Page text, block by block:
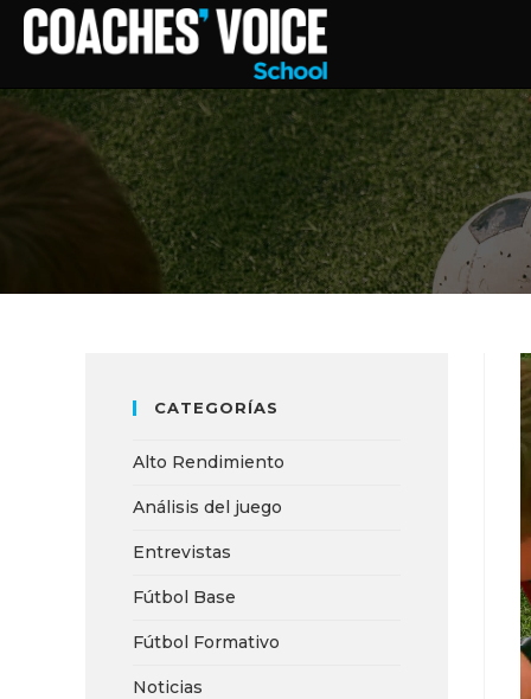
CATEGORÍAS
Alto Rendimiento
Análisis del juego
Entrevistas
Fútbol Base
Fútbol Formativo
Noticias